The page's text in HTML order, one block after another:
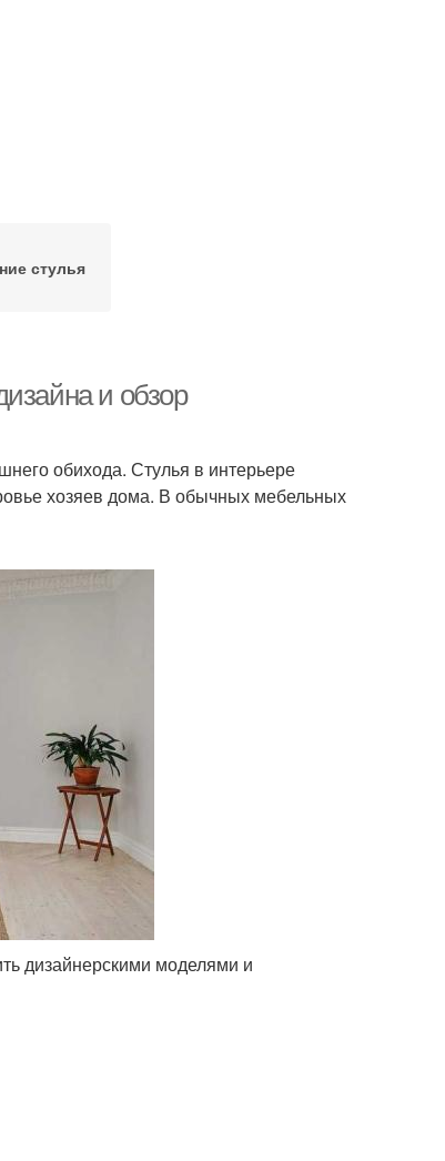
стулья
и обзор
обихода. Стулья в интерьере
хозяев дома. В обычных мебельных
дизайнерскими моделями и